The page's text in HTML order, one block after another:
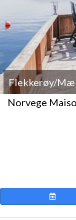
Flekkerøy/
Norvege